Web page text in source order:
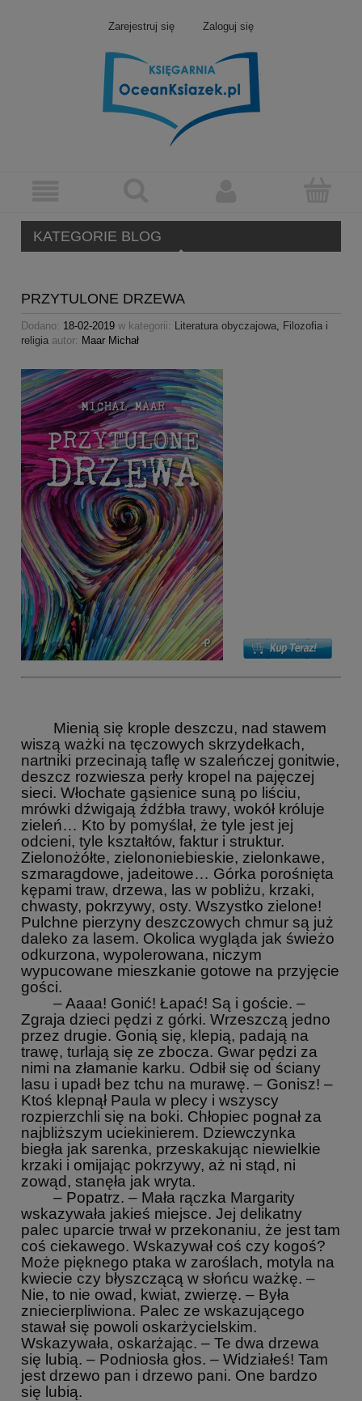
Zarejestruj się Zaloguj się
KATEGORIE BLOG
PRZYTULONE DRZEWA
Dodano: 18-02-2019 w kategorii: Literatura obyczajowa, Filozofia i
religia autor: Maar Michał
Mienią się krople deszczu, nad stawem
wiszą ważki na tęczowych skrzydełkach,
nartniki przecinają taflę w szaleńczej gonitwie,
deszcz rozwiesza perły kropel na pajęczej
sieci. Włochate gąsienice suną po liściu,
mrówki dźwigają źdźbła trawy, wokół króluje
zieleń… Kto by pomyślał, że tyle jest jej
odcieni, tyle kształtów, faktur i struktur.
Zielonożółte, zielononiebieskie, zielonkawe,
szmaragdowe, jadeitowe… Górka porośnięta
kępami traw, drzewa, las w pobliżu, krzaki,
chwasty, pokrzywy, osty. Wszystko zielone!
Pulchne pierzyny deszczowych chmur są już
daleko za lasem. Okolica wygląda jak świeżo
odkurzona, wypolerowana, niczym
wypucowane mieszkanie gotowe na przyjęcie
gości.
– Aaaa! Gonić! Łapać! Są i goście. –
Zgraja dzieci pędzi z górki. Wrzeszczą jedno
przez drugie. Gonią się, klepią, padają na
trawę, turlają się ze zbocza. Gwar pędzi za
nimi na złamanie karku. Odbił się od ściany
lasu i upadł bez tchu na murawę. – Gonisz! –
Ktoś klepnął Paula w plecy i wszyscy
rozpierzchli się na boki. Chłopiec pognał za
najbliższym uciekinierem. Dziewczynka
biegła jak sarenka, przeskakując niewielkie
krzaki i omijając pokrzywy, aż ni stąd, ni
zowąd, stanęła jak wryta.
– Popatrz. – Mała rączka Margarity
wskazywała jakieś miejsce. Jej delikatny
palec uparcie trwał w przekonaniu, że jest tam
coś ciekawego. Wskazywał coś czy kogoś?
Może pięknego ptaka w zaroślach, motyla na
kwiecie czy błyszczącą w słońcu ważkę. –
Nie, to nie owad, kwiat, zwierzę. – Była
zniecierpliwiona. Palec ze wskazującego
stawał się powoli oskarżycielskim.
Wskazywała, oskarżając. – Te dwa drzewa
się lubią. – Podniosła głos. – Widziałeś! Tam
jest drzewo pan i drzewo pani. One bardzo
się lubią.